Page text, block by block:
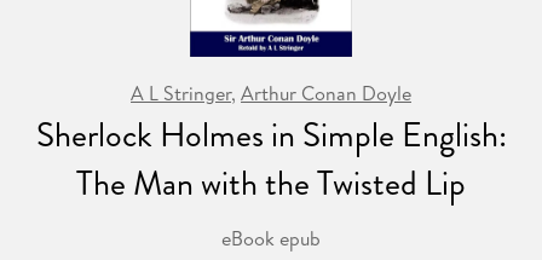
A L Stringer, Arthur Conan Doyle
Sherlock Holmes in Simple English:
The Man with the Twisted Lip
eBook epub